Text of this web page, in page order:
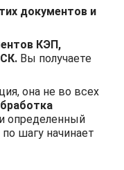
документов и
КЭП,
Вы получаете
она не во всех
определенный
шагу начинает